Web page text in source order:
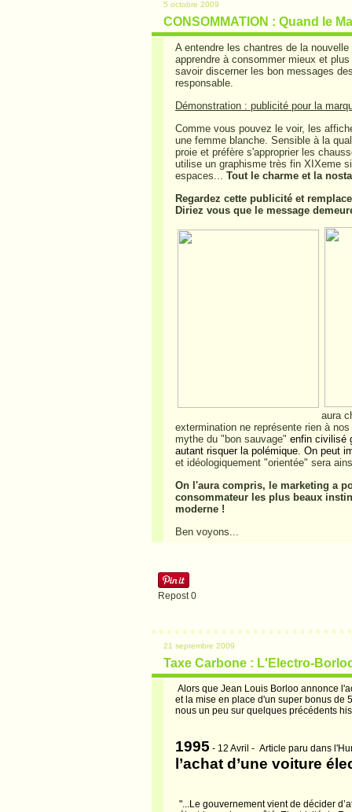
5 octobre 2009
CONSOMMATION : Quand le
A entendre les chantres de la
apprendre à consommer mieux et
savoir discerner les bon messages
responsable.
Démonstration : publicité pour la
Comme vous pouvez le voir, les
une femme blanche. Sensible à la
proie et préfère s'approprier les
utilise un graphisme très fin XIXeme
espaces...Tout le charme et la
Regardez cette publicité et
Diriez vous que le message
aura
extermination ne représente rien à
mythe du "bon sauvage" enfin civilisé
autant risquer la polémique. On peut
et idéologiquement "orientée" sera
On l'aura compris, le marketing a
consommateur les plus beaux
moderne !
Ben voyons...
Repost 0
21 septembre 2009
Taxe Carbone : L'Electro-
Alors que Jean Louis Borloo annonce
et la mise en place d'un super bonus de
nous un peu sur quelques précédents
1995 - 12 Avril - Article paru dans l'H
l’achat d’une voiture
"...Le gouvernement vient de décider